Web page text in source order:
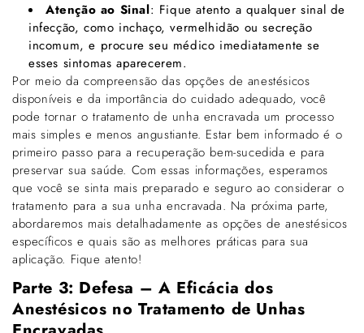
Atenção ao Sinal: Fique atento a qualquer sinal de
infecção, como inchaço, vermelhidão ou secreção
incomum, e procure seu médico imediatamente se
esses sintomas aparecerem.
Por meio da compreensão das opções de anestésicos
disponíveis e da importância do cuidado adequado, você
pode tornar o tratamento de unha encravada um processo
mais simples e menos angustiante. Estar bem informado é o
primeiro passo para a recuperação bem-sucedida e para
preservar sua saúde. Com essas informações, esperamos
que você se sinta mais preparado e seguro ao considerar o
tratamento para a sua unha encravada. Na próxima parte,
abordaremos mais detalhadamente as opções de anestésicos
específicos e quais são as melhores práticas para sua
aplicação. Fique atento!
Parte 3: Defesa – A Eficácia dos
Anestésicos no Tratamento de Unhas